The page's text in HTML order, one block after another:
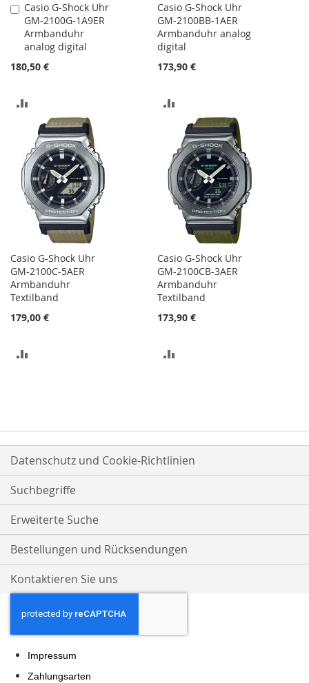
Casio G-Shock Uhr
GM-2100G-1A9ER
Armbanduhr
analog digital
180,50 €
In
den
Warenkorb
VERGLEICHSLISTE
HINZUFÜGEN
Casio G-Shock Uhr
GM-2100BB-1AER
Armbanduhr analog
digital
173,90 €
VERGLEICHSLISTE
HINZUFÜGEN
Casio G-Shock Uhr
GM-2100C-5AER
Armbanduhr
Textilband
179,00 €
Casio G-Shock Uhr
GM-2100CB-3AER
Armbanduhr
Textilband
173,90 €
Datenschutz und Cookie-Richtlinien
Suchbegriffe
Erweiterte Suche
Bestellungen und Rücksendungen
Kontaktieren Sie uns
Impressum
Zahlungsarten